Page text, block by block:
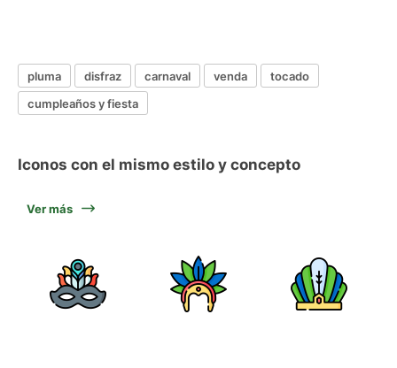
pluma disfraz carnaval venda
tocado
cumpleaños y fiesta
Iconos con el mismo estilo y concepto
Ver más